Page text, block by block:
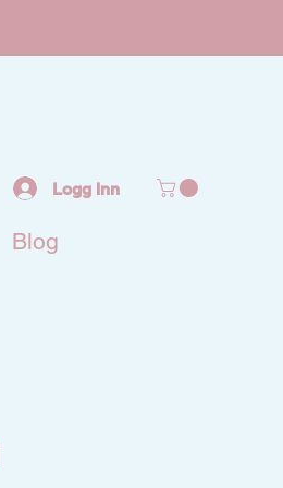
Logg Inn
Blog